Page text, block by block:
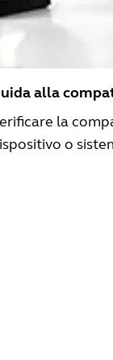
alla
la
o